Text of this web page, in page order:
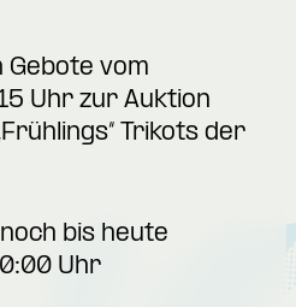
Gebote vom
Uhr zur Auktion
Trikots der
bis heute
Uhr